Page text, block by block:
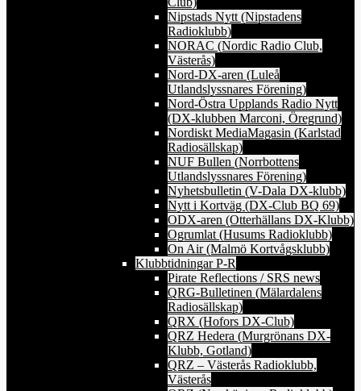
Nipstads Nytt (Nipstadens
Radioklubb)
NORAC (Nordic Radio Club,
Västerås)
Nord-DX-aren (Luleå
Utlandslyssnares Förening)
Nord-Östra Upplands Radio Nytt
(DX-klubben Marconi, Öregrund)
Nordiskt MediaMagasin (Karlstad
Radiosällskap)
NUF Bullen (Norrbottens
Utlandslyssnares Förening)
Nyhetsbulletin (V-Dala DX-klubb)
Nytt i Kortväg (DX-Club BQ 69)
ODX-aren (Otterhällans DX-Klubb)
Ogrumlat (Husums Radioklubb)
On Air (Malmö Kortvågsklubb)
Klubbtidningar P-R
Pirate Reflections / SRS news
QRG-Bulletinen (Mälardalens
Radiosällskap)
QRX (Hofors DX-Club)
QRZ Hedera (Murgrönans DX-
Klubb, Gotland)
QRZ – Västerås Radioklubb,
Västerås